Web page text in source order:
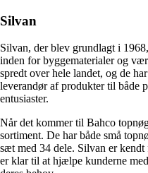
Silvan
Silvan, der blev grundlagt i
inden for byggematerialer og
spredt over hele landet, og de
leverandør af produkter til både
entusiaster.
Når det kommer til Bahco
sortiment. De har både små
sæt med 34 dele. Silvan er kendt
er klar til at hjælpe kunderne